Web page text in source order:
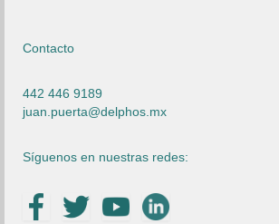
Contacto
442 446 9189
juan.puerta@delphos.mx
Síguenos en nuestras redes: